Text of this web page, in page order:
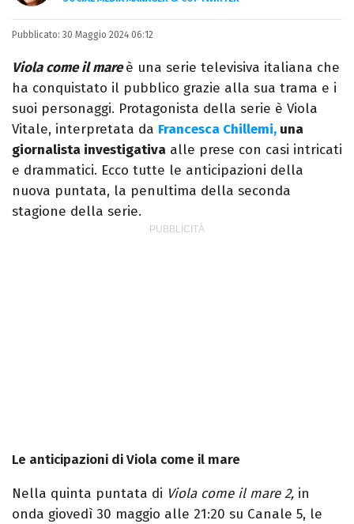
Una passione smisurata per le serie TV.
Laurea in Cinema, Televisione e New Media,
videomaking e scrittura sono il mio
passatempo preferito.
Pubblicato: 30 Maggio 2024 06:12
Viola come il mare è una serie televisiva italiana che
ha conquistato il pubblico grazie alla sua trama e i
suoi personaggi. Protagonista della serie è Viola
Vitale, interpretata da Francesca Chillemi, una
giornalista investigativa alle prese con casi intricati
e drammatici. Ecco tutte le anticipazioni della
nuova puntata, la penultima della seconda
stagione della serie.
Le anticipazioni di Viola come il mare
Nella quinta puntata di Viola come il mare 2, in
onda giovedì 30 maggio alle 21:20 su Canale 5, le